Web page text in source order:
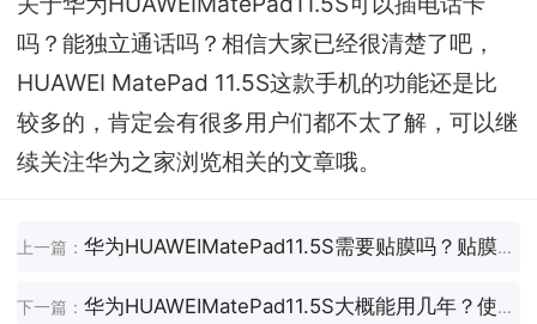
吗？能独立通话吗？相信大家已经很清楚了吧，
HUAWEI MatePad 11.5S这款手机的功能还是比
较多的，肯定会有很多用户们都不太了解，可以继
续关注华为之家浏览相关的文章哦。
上一篇：华为HUAWEIMatePad11.5S需要贴膜吗？贴膜好不好？
下一篇：华为HUAWEIMatePad11.5S大概能用几年？使用寿命大概多久？